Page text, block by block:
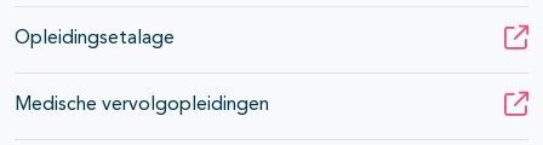
Opleidingsetalage
Medische vervolgopleidingen